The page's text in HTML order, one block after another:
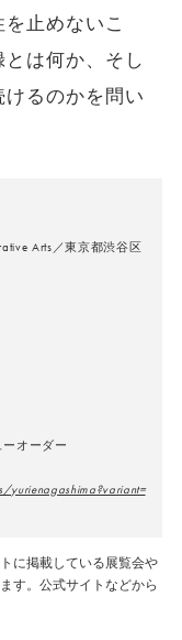
止めないこ
は何か、そし
るのかを問い
Arts／東京都渋谷区
オーダー
に掲載している展覧会や
す。公式サイトなどから